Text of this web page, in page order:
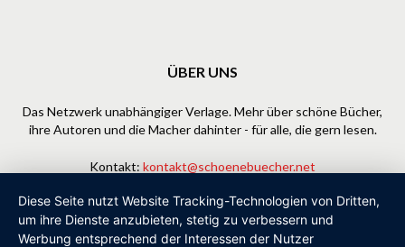
ÜBER UNS
Das Netzwerk unabhängiger Verlage. Mehr über schöne Bücher,
ihre Autoren und die Macher dahinter - für alle, die gern lesen.
Kontakt: kontakt@schoenebuecher.net
FOLGEN SIE UNS
Diese Seite nutzt Website Tracking-Technologien von Dritten,
um ihre Dienste anzubieten, stetig zu verbessern und
Werbung entsprechend der Interessen der Nutzer